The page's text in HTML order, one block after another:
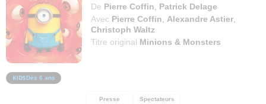
De Pierre Coffin
Patrick Delage
Avec Pierre Coffin Alexandre Astier
Christoph Waltz
Titre original Minions & Monsters
Dès 6 ans
Presse Spectateurs